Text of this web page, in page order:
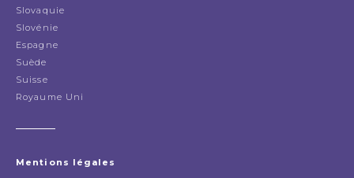
Slovaquie
Slovénie
Espagne
Suède
Suisse
Royaume Uni
Mentions légales